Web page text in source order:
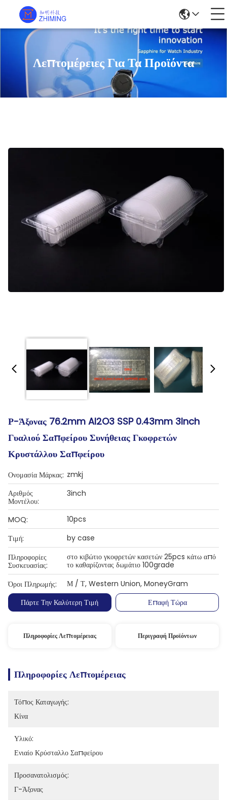
Λεπτομέρειες Για Τα Προϊόντα
Ρ-Άξονας 76.2mm Al2O3 SSP 0.43mm 3Inch
Γυαλιού Σαπφείρου Συνήθειας Γκοφρετών
Κρυστάλλου Σαπφείρου
Ονομασία Μάρκας: zmkj
Αριθμός
Μοντέλου:
3inch
MOQ:
10pcs
Τιμή:
by case
Πληροφορίες
Συσκευασίας:
στο κιβώτιο γκοφρετών κασετών 25pcs κάτω από
το καθαρίζοντας δωμάτιο 100grade
Όροι Πληρωμής:
Μ / Τ, Western Union, MoneyGram
Πάρτε Την Καλύτερη Τιμή
Επαφή Τώρα
Πληροφορίες Λεπτομέρειας Περιγραφή Προϊόντων
Πληροφορίες Λεπτομέρειας
Τόπος Καταγωγής:
Κίνα
Υλικό:
Ενιαίο Κρύσταλλο Σαπφείρου
Προσανατολισμός:
Γ-Άξονας